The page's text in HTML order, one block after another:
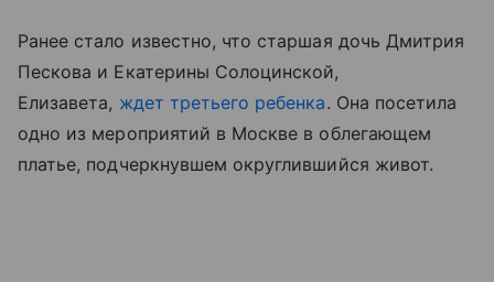
Ранее стало известно, что старшая дочь Дмитрия
Пескова и Екатерины Солоцинской,
Елизавета, ждет третьего ребенка. Она посетила
одно из мероприятий в Москве в облегающем
платье, подчеркнувшем округлившийся живот.